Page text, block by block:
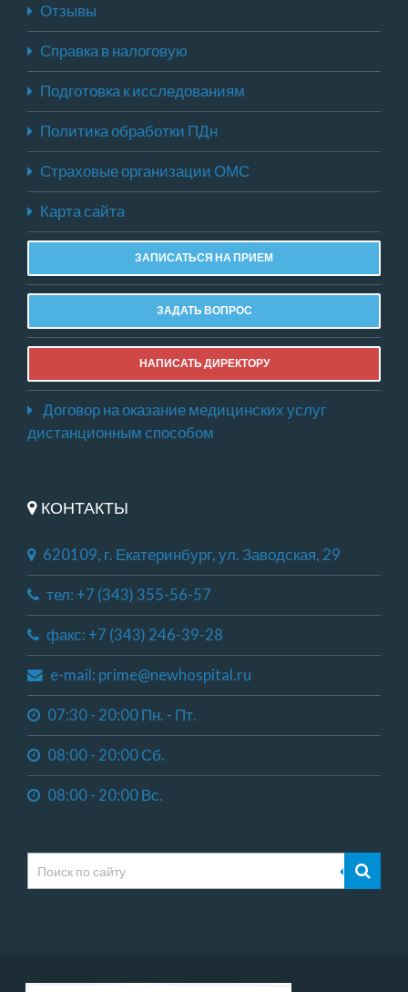
Отзывы
Справка в налоговую
Подготовка к исследованиям
Политика обработки ПДн
Страховые организации ОМС
Карта сайта
ЗАПИСАТЬСЯ НА ПРИЕМ
ЗАДАТЬ ВОПРОС
НАПИСАТЬ ДИРЕКТОРУ
Договор на оказание медицинских услуг
дистанционным способом
КОНТАКТЫ
620109, г. Екатеринбург, ул. Заводская, 29
тел: +7 (343) 355-56-57
факс: +7 (343) 246-39-28
e-mail: prime@newhospital.ru
07:30 - 20:00 Пн. - Пт.
08:00 - 20:00 Сб.
08:00 - 20:00 Вс.